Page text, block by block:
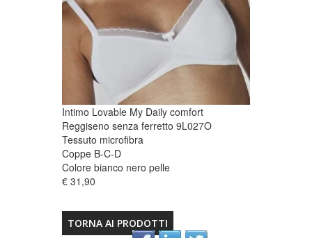
Intimo Lovable My Daily comfort
Reggiseno senza ferretto 9L027O
Tessuto microfibra
Coppe B-C-D
Colore bianco nero pelle
€ 31,90
TORNA AI PRODOTTI